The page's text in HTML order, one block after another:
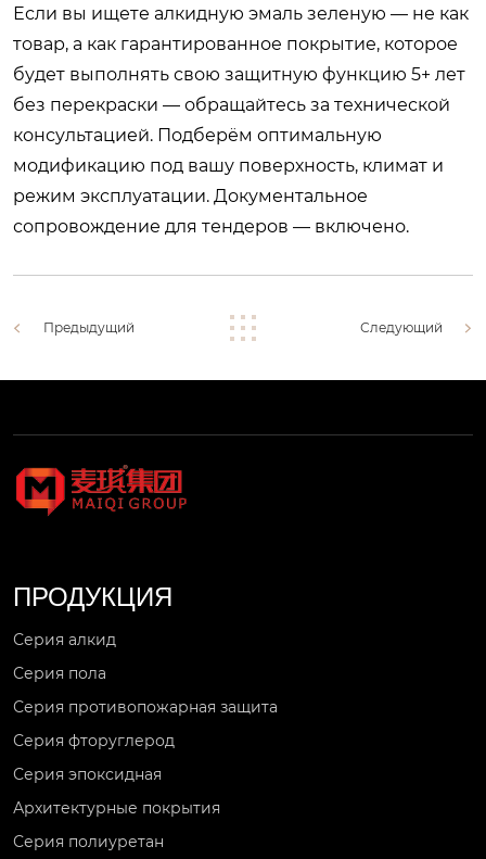
Если вы ищете алкидную эмаль зеленую — не как
товар, а как гарантированное покрытие, которое
будет выполнять свою защитную функцию 5+ лет
без перекраски — обращайтесь за технической
консультацией. Подберём оптимальную
модификацию под вашу поверхность, климат и
режим эксплуатации. Документальное
сопровождение для тендеров — включено.
Предыдущий Следующий
ПРОДУКЦИЯ
Серия алкид
Серия пола
Серия противопожарная защита
Серия фторуглерод
Серия эпоксидная
Архитектурные покрытия
Серия полиуретан